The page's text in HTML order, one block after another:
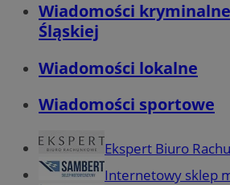
Wiadomości
Śląskiej
Wiadomości lokalne
Wiadomości sportowe
Ekspert Biuro
Internetowy sklep